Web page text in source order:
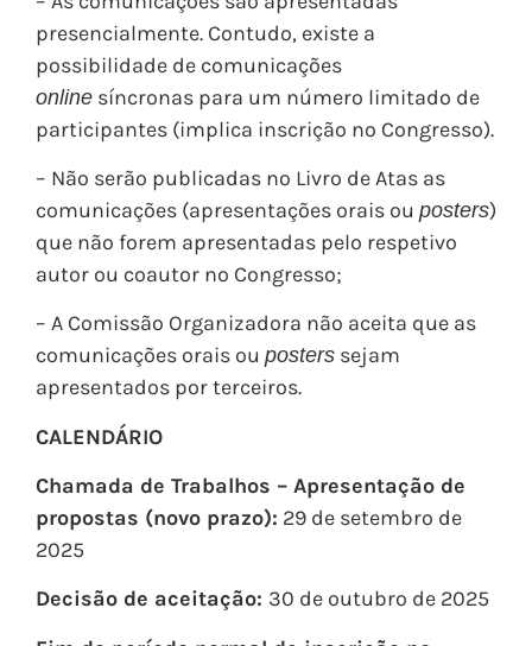
presencialmente. Contudo, existe a
possibilidade de comunicações
online síncronas para um número limitado de
participantes (implica inscrição no Congresso).
– Não serão publicadas no Livro de Atas as
comunicações (apresentações orais ou posters)
que não forem apresentadas pelo respetivo
autor ou coautor no Congresso;
– A Comissão Organizadora não aceita que as
comunicações orais ou posters sejam
apresentados por terceiros.
CALENDÁRIO
Chamada de Trabalhos – Apresentação de
propostas (novo prazo): 29 de setembro de
2025
Decisão de aceitação: 30 de outubro de 2025